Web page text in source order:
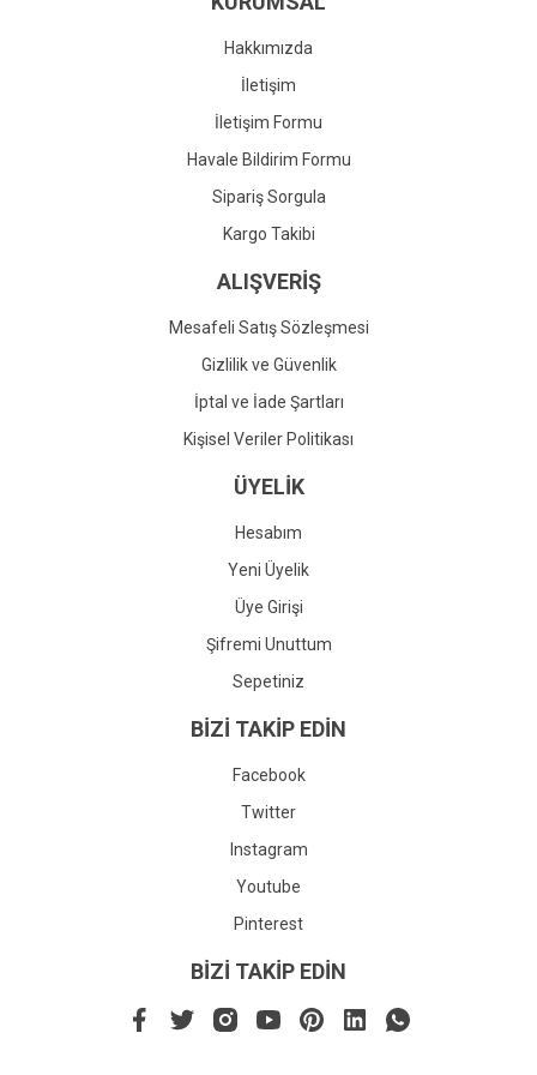
Gönder
Hakkımızda
İletişim
İletişim Formu
Havale Bildirim Formu
Sipariş Sorgula
Kargo Takibi
ALIŞVERİŞ
Mesafeli Satış Sözleşmesi
Gizlilik ve Güvenlik
İptal ve İade Şartları
Kişisel Veriler Politikası
ÜYELİK
Hesabım
Yeni Üyelik
Üye Girişi
Şifremi Unuttum
Sepetiniz
BİZİ TAKİP EDİN
Facebook
Twitter
Instagram
Youtube
Pinterest
BİZİ TAKİP EDİN